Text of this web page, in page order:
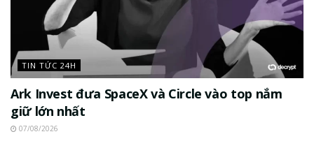
TIN TỨC 24H
Ark Invest đưa SpaceX và Circle vào top nắm
giữ lớn nhất
07/08/2026